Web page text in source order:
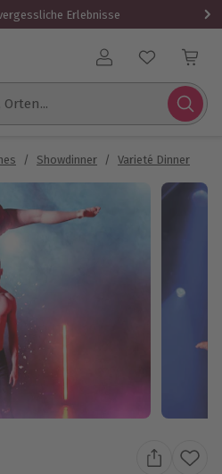
Erlebnisse
Benutzerkonto
/ Showdinner / Varieté Dinner